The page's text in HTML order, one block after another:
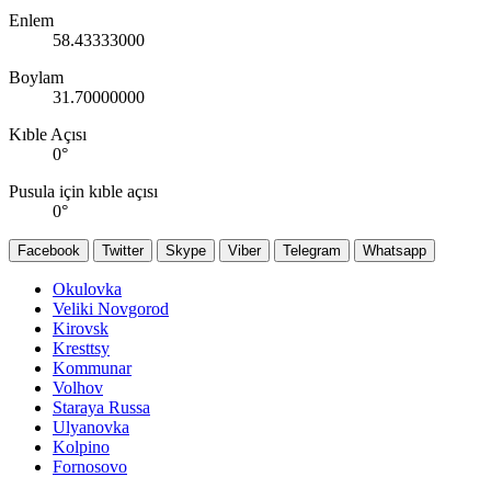
Enlem
58.43333000
Boylam
31.70000000
Kıble Açısı
0°
Pusula için kıble açısı
0°
Facebook Twitter Skype Viber Telegram Whatsapp
Okulovka
Veliki Novgorod
Kirovsk
Kresttsy
Kommunar
Volhov
Staraya Russa
Ulyanovka
Kolpino
Fornosovo